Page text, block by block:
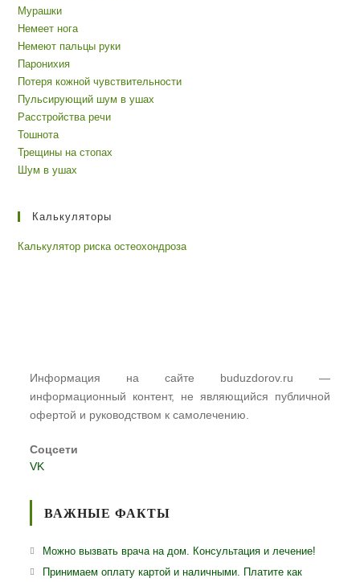
Мурашки
Немеет нога
Немеют пальцы руки
Паронихия
Потеря кожной чувствительности
Пульсирующий шум в ушах
Расстройства речи
Тошнота
Трещины на стопах
Шум в ушах
Калькуляторы
Калькулятор риска остеохондроза
Информация на сайте buduzdorov.ru —
информационный контент, не являющийся публичной
офертой и руководством к самолечению.
Соцсети
VK
ВАЖНЫЕ ФАКТЫ
Можно вызвать врача на дом. Консультация и лечение!
Принимаем оплату картой и наличными. Платите как